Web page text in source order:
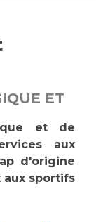
radiologie
ET
et de
aux
d'origine
sportifs